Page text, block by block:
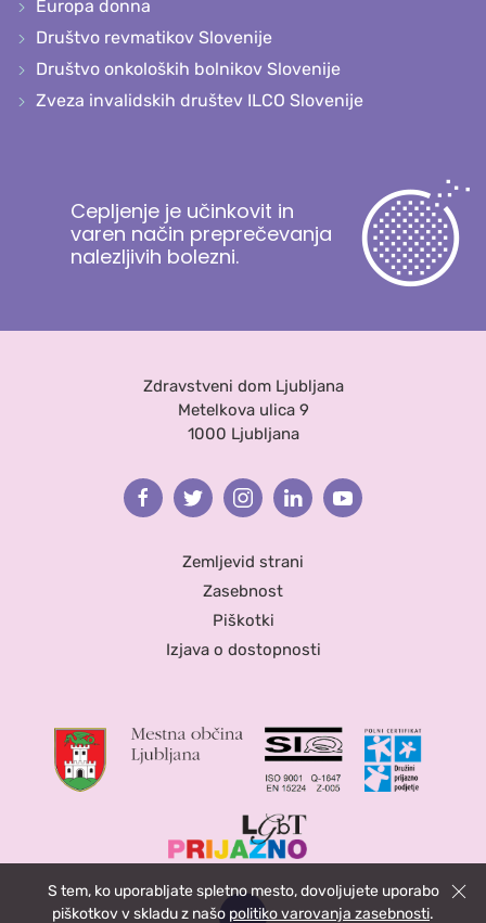
Europa donna
Društvo revmatikov Slovenije
Društvo onkoloških bolnikov Slovenije
Zveza invalidskih društev ILCO Slovenije
Cepljenje je učinkovit in
varen način preprečevanja
nalezljivih bolezni.
Zdravstveni dom Ljubljana
Metelkova ulica 9
1000 Ljubljana
FacebookTwitterInstagramLinkedinYoutube
Zemljevid strani
Zasebnost
Piškotki
Izjava o dostopnosti
S tem, ko uporabljate spletno mesto, dovoljujete uporabo
piškotkov v skladu z našo politiko varovanja zasebnosti.
Zapri